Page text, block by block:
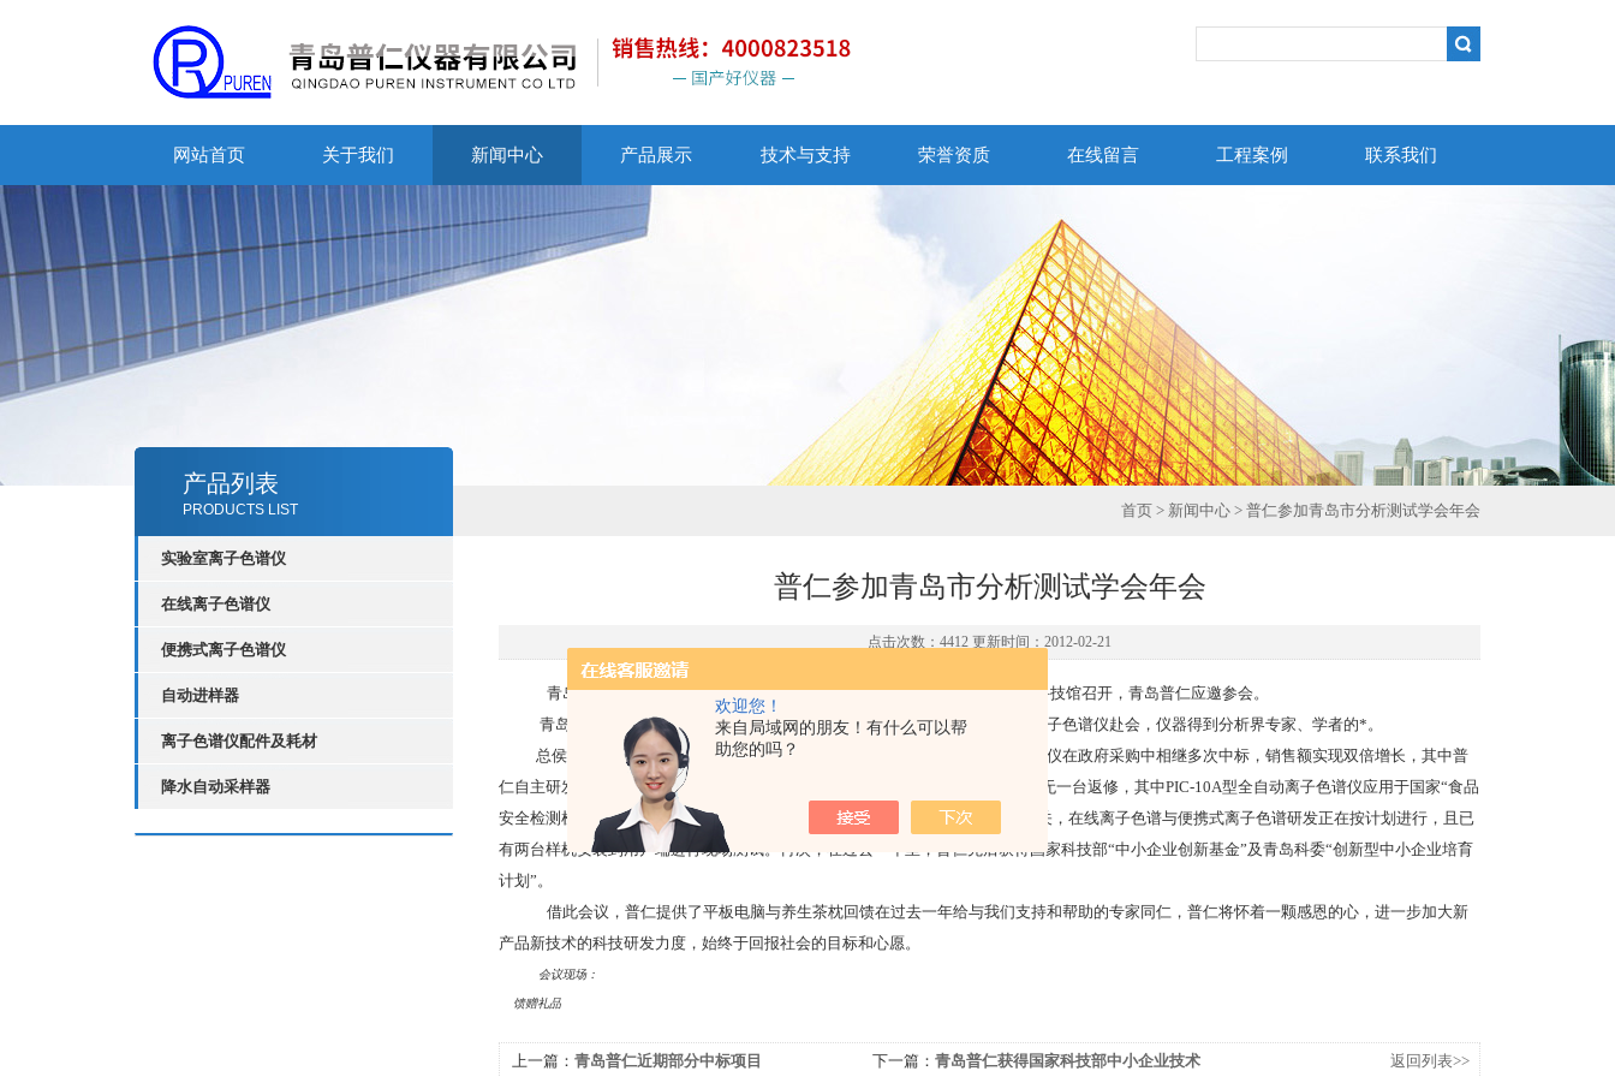
欢迎您！
来自局域网的朋友！有什么可以帮
助您的吗？
网站首页 关于我们 新闻中心 产品展示 技术与支持 荣誉资质 在线留言 工程案例 联系我们
产品列表
PRODUCTS LIST
实验室离子色谱仪
在线离子色谱仪
便携式离子色谱仪
自动进样器
离子色谱仪配件及耗材
降水自动采样器
首页 > 新闻中心 > 普仁参加青岛市分析测试学会年会
普仁参加青岛市分析测试学会年会
点击次数：4412 更新时间：2012-02-21
青岛市分析测试学会年会定于2011年元月7日下午2时中国海洋大学逸夫科技馆召开，青岛普仁应邀参会。
青岛普仁携PIC系列双系统全自动离子色谱仪及较新研制开发的PIC-20型离子色谱仪赴会，仪器得到分析界专家、学者的*。
总侯倩慧女士在大会上总结了2011年取得的成绩。首先，PIC系列离子色谱仪在政府采购中相继多次中标，销售额实现双倍增长，其中普
仁自主研发的PAS自动进样器已经批量生产，销售达百余台，且全部运行良好，无一台返修，其中PIC-10A型全自动离子色谱仪应用于国家“食品
安全检测检验示范中心”。其次，普仁不断加强科技研发力量，进行前沿技术攻关，在线离子色谱与便携式离子色谱研发正在按计划进行，且已
有两台样机安装到用户端进行现场测试。再次，在过去一年里，普仁先后获得国家科技部“中小企业创新基金”及青岛科委“创新型中小企业培育
计划”。
借此会议，普仁提供了平板电脑与养生茶枕回馈在过去一年给与我们支持和帮助的专家同仁，普仁将怀着一颗感恩的心，进一步加大新
产品新技术的科技研发力度，始终于回报社会的目标和心愿。
会议现场：
馈赠礼品
上一篇： 青岛普仁近期部分中标项目 下一篇： 青岛普仁获得国家科技部中小企业技术 返回列表>>